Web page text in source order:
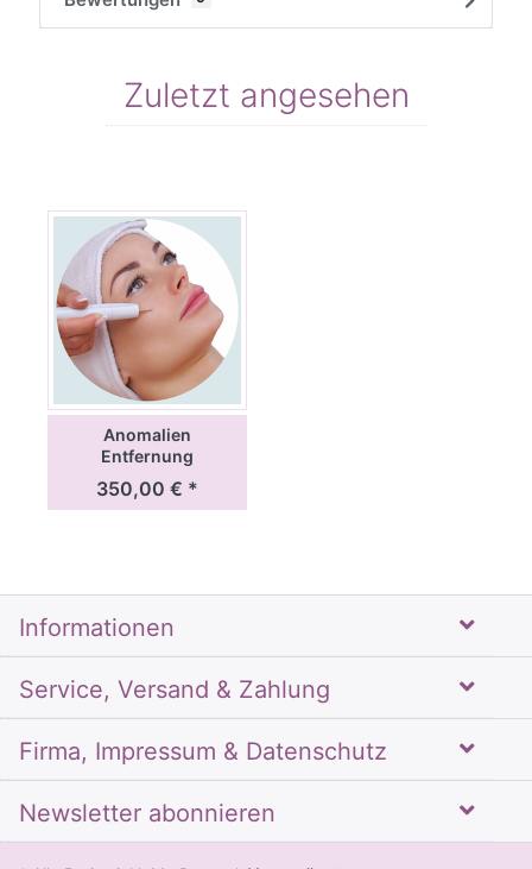
Zuletzt angesehen
Anomalien
Entfernung
Ausbildung
350,00 € *
Informationen
Service, Versand & Zahlung
Firma, Impressum & Datenschutz
Newsletter abonnieren